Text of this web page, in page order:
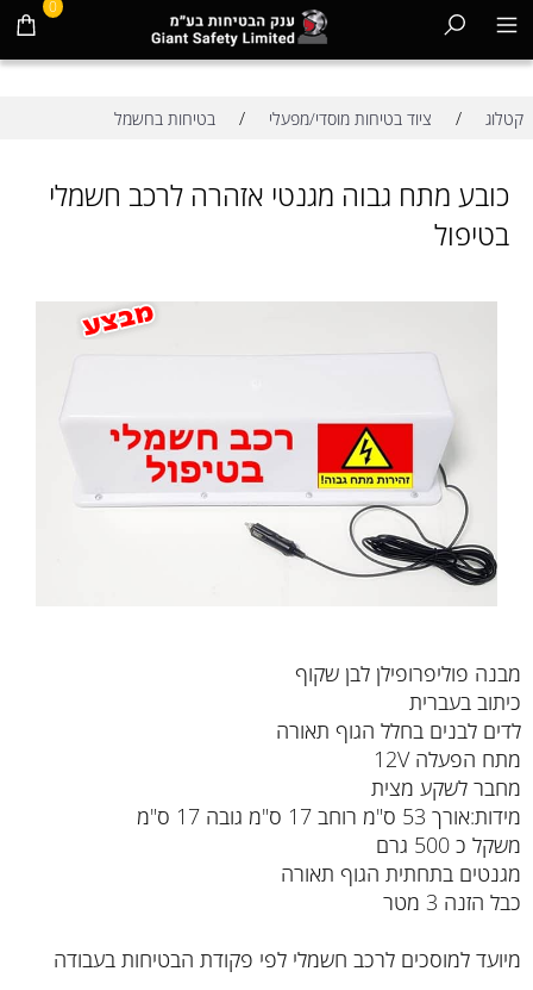
0
קטלוג / ציוד בטיחות מוסדי/מפעלי / בטיחות בחשמל
כובע מתח גבוה מגנטי אזהרה לרכב חשמלי
בטיפול
מבנה פוליפרופילן לבן שקוף
כיתוב בעברית
לדים לבנים בחלל הגוף תאורה
מתח הפעלה 12V
מחבר לשקע מצית
מידות:אורך 53 ס"מ רוחב 17 ס"מ גובה 17 ס"מ
משקל כ 500 גרם
מגנטים בתחתית הגוף תאורה
כבל הזנה 3 מטר
מיועד למוסכים לרכב חשמלי לפי פקודת הבטיחות בעבודה